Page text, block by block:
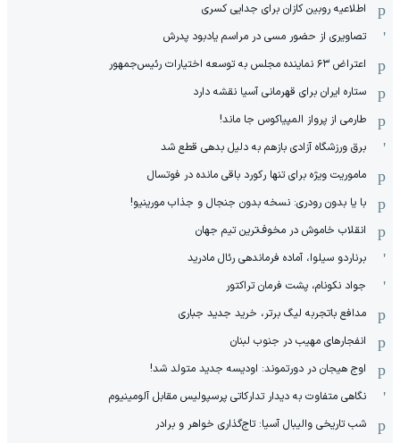
اطلاعیه روبین کازان برای جدایی کسری
تصاویری از حضور مسی در مراسم یادبود پدرش
اعتراض ۶۳ نماینده مجلس به توسعه اختیارات رئیس‌جمهور
ستاره ایران برای قهرمانی آسیا نقشه دارد
طارمی از پرواز المپیاکوس جا ماند!
برق ورزشگاه آزادی بازهم به دلیل بدهی قطع شد
ماموریت ویژه برای تنها رکورد باقی مانده در فوتسال
با یا بدون رودری: نسخه بدون جنجال و جذاب مورینیو!
انقلاب خاموش در مخوف‌‌ترین تیم جهان
برناردو سیلوا، آماده فرماندهی رئال مادرید
جواد نکونام، پشت فرمان تراکتور
مدافع باتجربه لیگ برتر، خرید جدید جباری
انفجارهای مهیب در جنوب لبنان
اوج هیجان در دورتموند: اودیسه جدید متولد شد!
نگاهی متفاوت به دیدار تدارکاتی پرسپولیس مقابل آلومینیوم
شب تاریخی والیبال آسیا: تاج‌گذاری خواهر و برادر